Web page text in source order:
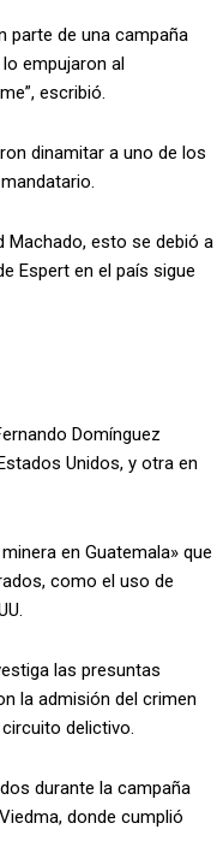
parte de una campaña
empujaron al
escribió.
dinamitar a uno de los
esto se debió a
Espert en el país sigue
Domínguez
Unidos, y otra en
en Guatemala» que
como el uso de
las presuntas
la admisión del crimen
delictivo.
durante la campaña
donde cumplió